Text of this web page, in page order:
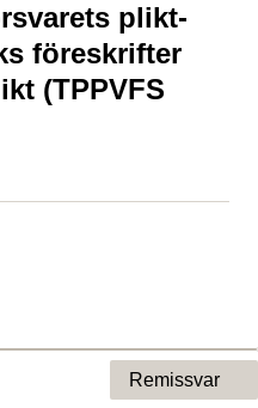
plikt-
föreskrifter
(TPPVFS
Remissvar